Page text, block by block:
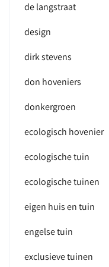
de langstraat
design
dirk stevens
don hoveniers
donkergroen
ecologisch hovenier
ecologische tuin
ecologische tuinen
eigen huis en tuin
engelse tuin
exclusieve tuinen